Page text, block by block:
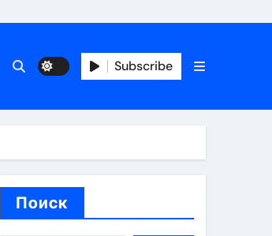
поездки
Subscribe
Поиск